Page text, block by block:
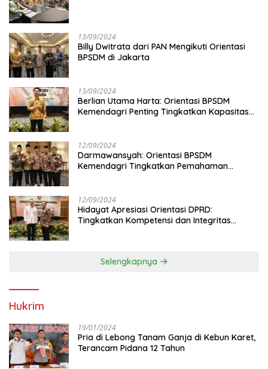
13/09/2024
Billy Dwitrata dari PAN Mengikuti Orientasi
BPSDM di Jakarta
13/09/2024
Berlian Utama Harta: Orientasi BPSDM
Kemendagri Penting Tingkatkan Kapasitas
12/09/2024
Darmawansyah: Orientasi BPSDM
Kemendagri Tingkatkan Pemahaman
12/09/2024
Hidayat Apresiasi Orientasi DPRD:
Tingkatkan Kompetensi dan Integritas
Selengkapnya
Hukrim
19/01/2024
Pria di Lebong Tanam Ganja di Kebun Karet,
Terancam Pidana 12 Tahun